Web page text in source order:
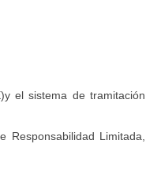
el sistema de tramitación
Responsabilidad Limitada,